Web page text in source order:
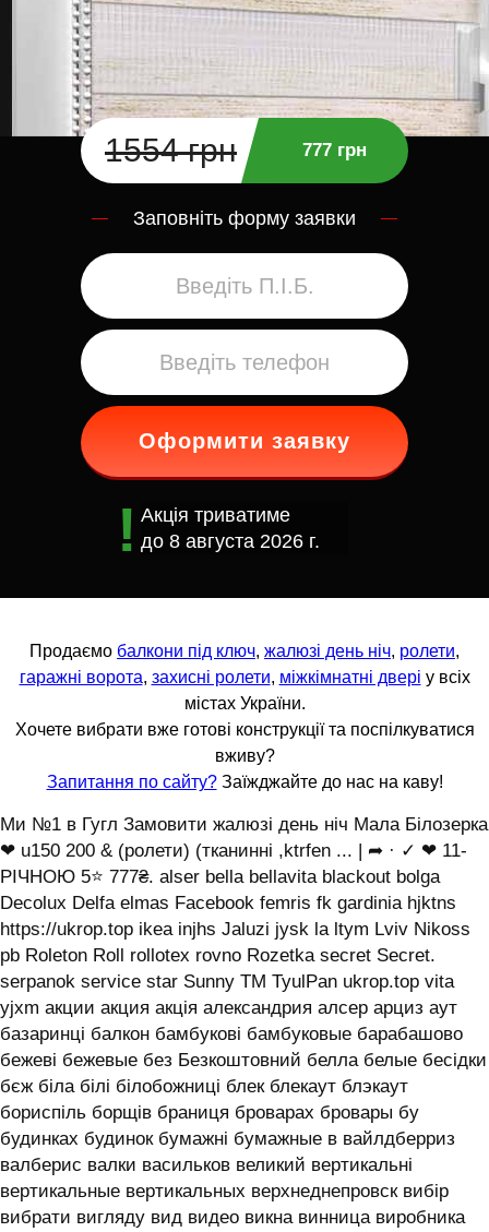
1554 грн 777 грн
Заповніть форму заявки
Оформити заявку
Акція триватиме
до 8 августа 2026 г.
Продаємо балкони під ключ, жалюзі день ніч, ролети,
гаражні ворота, захисні ролети, міжкімнатні двері у всіх
містах України.
Хочете вибрати вже готові конструкції та поспілкуватися
вживу?
Запитання по сайту?Заїжджайте до нас на каву!
Ми №1 в Гугл Замовити жалюзі день ніч Мала Білозерка
❤ u150 200 & (ролети) (тканинні ,ktrfen ... | ➦ · ✓ ❤ 11-
РІЧНОЮ 5⭐ 777₴. alser bella bellavita blackout bolga
Decolux Delfa elmas Facebook femris fk gardinia hjktns
https://ukrop.top ikea injhs Jaluzi jysk la ltym Lviv Nikoss
pb Roleton Roll rollotex rovno Rozetka secret Secret.
serpanok service star Sunny TM TyulPan ukrop.top vita
yjxm акции акция акція александрия алсер арциз аут
базаринці балкон бамбукові бамбуковые барабашово
бежеві бежевые без Безкоштовний белла белые бесідки
бєж біла білі білобожниці блек блекаут блэкаут
бориспіль борщів браниця броварах бровары бу
будинках будинок бумажні бумажные в вайлдберриз
валберис валки васильков великий вертикальні
вертикальные вертикальных верхнеднепровск вибір
вибрати вигляду вид видео викна винница виробника